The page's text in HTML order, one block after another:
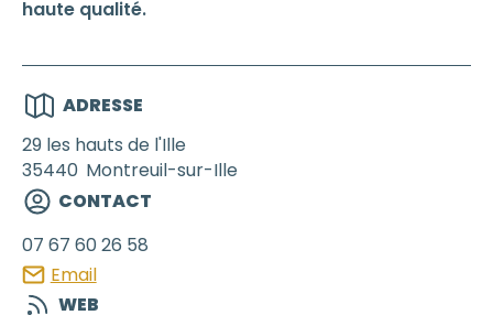
haute qualité.
ADRESSE
29 les hauts de l'Ille
35440 Montreuil-sur-Ille
CONTACT
07 67 60 26 58
Email
WEB